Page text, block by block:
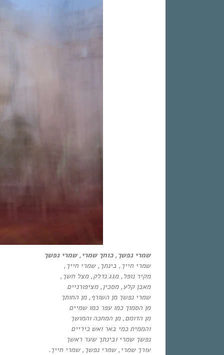
שמרי נפשך, כוחך שמרי, שמרי נפשך
שמרי חייך, בינתך, שמרי חייך,
מקיר נופל, מגג נדלק, מצל חשך,
מאבן קלע, מסכין, מציפורניים
שמרי נפשך מן השורף, מן החותך
מן הסמוך כמו עפר כמו שמיים
מן הדומם, מן המחכה והמושך
והממית כמי באר ואש כיריים
נפשך שמרי ובינתך שער ראשך
עורך שמרי, שמרי נפשך, שמרי חייך.